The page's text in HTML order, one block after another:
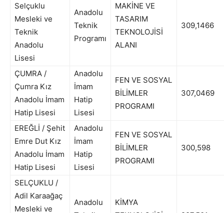
Selçuklu
Mesleki ve
Teknik
Anadolu
Lisesi
Anadolu
Teknik
Programı
MAKİNE VE
TASARIM
TEKNOLOJİSİ
ALANI
309,1466
ÇUMRA /
Çumra Kız
Anadolu İmam
Hatip Lisesi
Anadolu
İmam
Hatip
Lisesi
FEN VE SOSYAL
BİLİMLER
PROGRAMI
307,0469
EREĞLİ / Şehit
Emre Dut Kız
Anadolu İmam
Hatip Lisesi
Anadolu
İmam
Hatip
Lisesi
FEN VE SOSYAL
BİLİMLER
PROGRAMI
300,598
SELÇUKLU /
Adil Karaağaç
Mesleki ve
Anadolu
KİMYA